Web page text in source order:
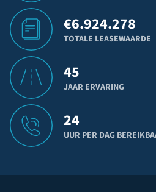
€6.924.278
TOTALE LEASEWAARDE
45
JAAR ERVARING
24
UUR PER DAG